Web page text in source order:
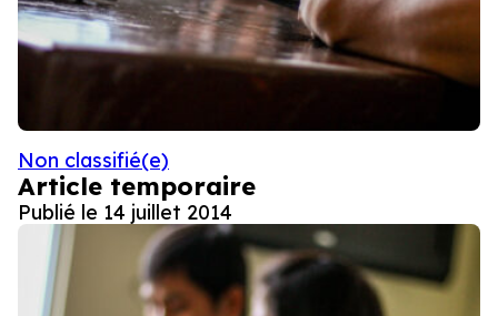
Non classifié(e)
Article temporaire
Publié le 14 juillet 2014